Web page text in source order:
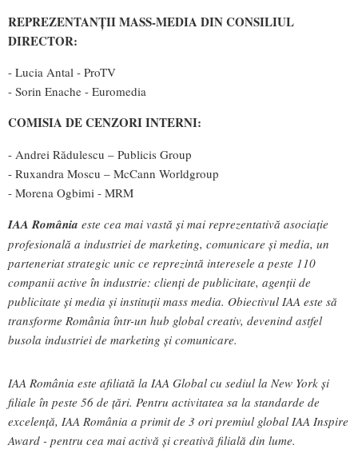
REPREZENTANȚII MASS-MEDIA DIN CONSILIUL
DIRECTOR:
- Lucia Antal - ProTV
- Sorin Enache - Euromedia
COMISIA DE CENZORI INTERNI:
- Andrei Rădulescu – Publicis Group
- Ruxandra Moscu – McCann Worldgroup
- Morena Ogbimi - MRM
IAA România este cea mai vastă şi mai reprezentativă asociaţie
profesională a industriei de marketing, comunicare şi media, un
parteneriat strategic unic ce reprezintă interesele a peste 110
companii active în industrie: clienţi de publicitate, agenţii de
publicitate şi media şi instituţii mass media. Obiectivul IAA este să
transforme România într-un hub global creativ, devenind astfel
busola industriei de marketing şi comunicare.
IAA România este afiliată la IAA Global cu sediul la New York şi
filiale în peste 56 de țări. Pentru activitatea sa la standarde de
excelență, IAA România a primit de 3 ori premiul global IAA Inspire
Award - pentru cea mai activă şi creativă filială din lume.